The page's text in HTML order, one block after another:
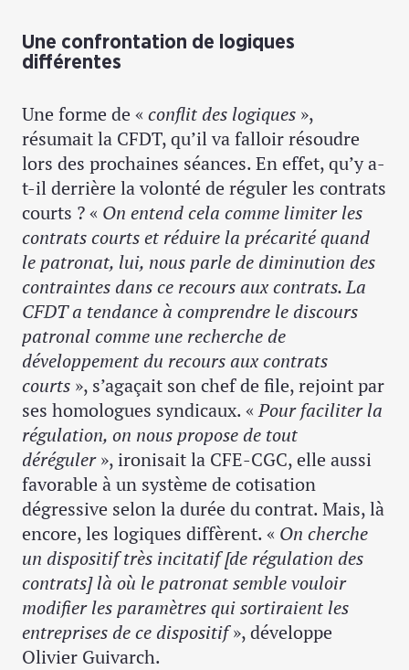
Une confrontation de logiques
différentes
Une forme de « conflit des logiques »,
résumait la CFDT, qu’il va falloir résoudre
lors des prochaines séances. En effet, qu’y a-
t-il derrière la volonté de réguler les contrats
courts ? « On entend cela comme limiter les
contrats courts et réduire la précarité quand
le patronat, lui, nous parle de diminution des
contraintes dans ce recours aux contrats. La
CFDT a tendance à comprendre le discours
patronal comme une recherche de
développement du recours aux contrats
courts », s’agaçait son chef de file, rejoint par
ses homologues syndicaux. «Pour faciliter la
régulation, on nous propose de tout
déréguler», ironisait la CFE-CGC, elle aussi
favorable à un système de cotisation
dégressive selon la durée du contrat. Mais, là
encore, les logiques diffèrent. « On cherche
un dispositif très incitatif [de régulation des
contrats] là où le patronat semble vouloir
modifier les paramètres qui sortiraient les
entreprises de ce dispositif», développe
Olivier Guivarch.